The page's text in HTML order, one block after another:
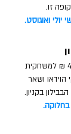
זו.​
כרטיס יחיד טעון בסכום של 40 ₪ למשחקית
הוידאו ושאר
בקניון.